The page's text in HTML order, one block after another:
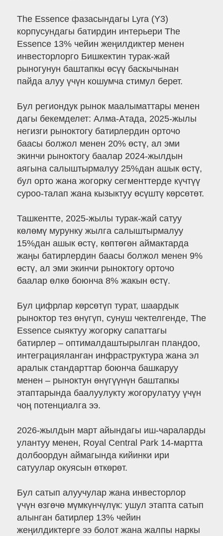
The Essence фазасындагы Lyra (Y3)
корпусундагы батирдин интерьери The
Essence 13% чейин жеңилдиктер менен
инвесторлорго Бишкектин турак-жай
рыногунун баштапкы өсүү баскычынан
пайда алуу үчүн кошумча стимул берет.
Бул региондук рынок маалыматтары менен
дагы бекемделет: Алма-Атада, 2025-жылы
негизги рыноктогу батирлердин орточо
баасы болжол менен 20% өстү, ал эми
экинчи рыноктогу баалар 2024-жылдын
аягына салыштырмалуу 25%дан ашык өстү,
бул орто жана жогорку сегменттерде күчтүү
суроо-талап жана кызыктуу өсүштү көрсөтөт.
Ташкентте, 2025-жылы турак-жай сатуу
көлөмү мурунку жылга салыштырмалуу
15%дан ашык өстү, көптөгөн аймактарда
жаңы батирлердин баасы болжол менен 9%
өстү, ал эми экинчи рыноктогу орточо
баалар өлкө боюнча 8% жакын өстү.
Бул цифрлар көрсөтүп турат, шаардык
рыноктор тез өнүгүп, сунуш чектелгенде, The
Essence сыяктуу жогорку сапаттагы
батирлер – оптималдаштырылган пландоо,
интеграцияланган инфраструктура жана эл
аралык стандарттар боюнча башкаруу
менен – рыноктун өнүгүүнүн баштапкы
этаптарында баалуулукту жогорулатуу үчүн
чоң потенциалга ээ.
2026-жылдын март айындагы иш-чараларды
улантуу менен, Royal Central Park 14-мартта
долбоордун аймагында кийинки ири
сатуулар окуясын өткөрөт.
Бул сатып алуучулар жана инвесторлор
үчүн өзгөчө мүмкүнчүлүк: ушул этапта сатып
алынган батирлер 13% чейин
жеңилдиктерге ээ болот жана жалпы наркы